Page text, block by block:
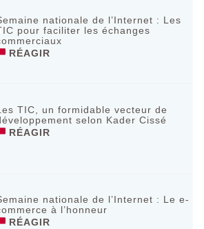
nationale de l’Internet : Les
pour faciliter les échanges
RÉAGIR
TIC, un formidable vecteur de
selon Kader Cissé
RÉAGIR
nationale de l’Internet : Le e-
à l’honneur
RÉAGIR